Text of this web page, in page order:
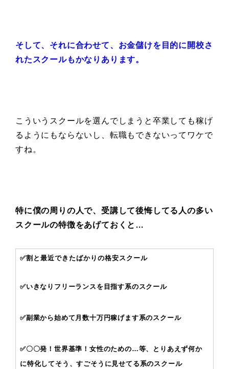
そして、それに合わせて、 お金儲けを目的に 開校さ
れたスクールもかなりあります。
こういうスクールを選んでしまうと卒業しても稼げ
るようにもならないし、転職もできないってワケで
すね。
特に僕の周りの人で、受講して後悔してる人の多い
スクールの特徴をあげておくと…
✅割と最近できたばかりの格安スクール
✅いきなりフリーランスを目指す系のスクール
✅副業から始めて月数十万円稼げます系のスクール
✅〇〇発！世界基準！女性のための…等、とりあえず何か
に特化してそう、すごそうに見せてる系のスクール